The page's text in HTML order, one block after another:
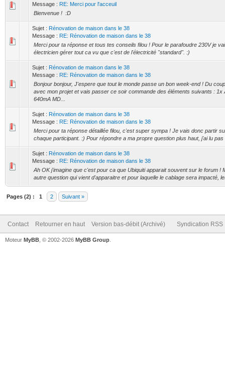
Message : RE: Merci pour l'acceuil
Bienvenue ! :D
Sujet : Rénovation de maison dans le 38
Message : RE: Rénovation de maison dans le 38
Merci pour ta réponse et tous tes conseils filou ! Pour le parafoudre 230V je
électricien gérer tout ca vu que c'est de l'électricité "standard". :)
Sujet : Rénovation de maison dans le 38
Message : RE: Rénovation de maison dans le 38
Bonjour bonjour, J'espere que tout le monde passe un bon week-end ! Du
avec mon projet et vais passer ce soir commande des éléments suivants : 1x
640mA MD...
Sujet : Rénovation de maison dans le 38
Message : RE: Rénovation de maison dans le 38
Merci pour ta réponse détaillée filou, c'est super sympa ! Je vais donc partir
chaque participant. :) Pour répondre a ma propre question plus haut, j'ai lu
Sujet : Rénovation de maison dans le 38
Message : RE: Rénovation de maison dans le 38
Ah OK j'imagine que c'est pour ca que Ubiquiti apparait souvent sur le forum !
autre question qui vient d'apparaitre et pour laquelle le cablage sera impacté,
Pages (2) : 1 2 Suivant »
Contact Retourner en haut Version bas-débit (Archivé) Syndication RSS
Moteur MyBB , © 2002-2026 MyBB Group